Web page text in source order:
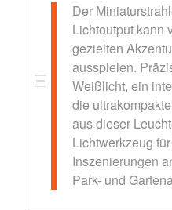
Der
Lichtoutput kann
gezielten
ausspielen.
Weißlicht, ein
die
aus dieser
Lichtwerkzeug
Inszenierungen
Park- und